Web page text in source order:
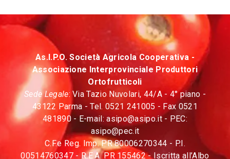
As.I.P.O. Società Agricola Cooperativa -
Associazione Interprovinciale Produttori
Ortofrutticoli
Sede Legale: Via Tazio Nuvolari, 44/A - 4° piano -
43122 Parma - Tel. 0521 241005 - Fax 0521
481890 - E-mail:asipo@asipo.it- PEC:
asipo@pec.it
C.F.e Reg. Imp. PR 80006270344 - P.I.
00514760347 - R.E.A. PR 155462 - Iscritta all’Albo